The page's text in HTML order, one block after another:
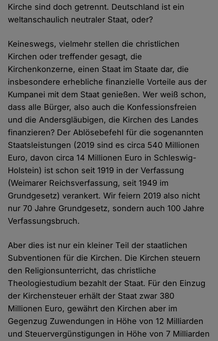
Kirche sind doch getrennt. Deutschland ist ein
weltanschaulich neutraler Staat, oder?
Keineswegs, vielmehr stellen die christlichen
Kirchen oder treffender gesagt, die
Kirchenkonzerne, einen Staat im Staate dar, die
insbesondere erhebliche finanzielle Vorteile aus der
Kumpanei mit dem Staat genießen. Wer weiß schon,
dass alle Bürger, also auch die Konfessionsfreien
und die Andersgläubigen, die Kirchen des Landes
finanzieren? Der Ablösebefehl für die sogenannten
Staatsleistungen (2019 sind es circa 540 Millionen
Euro, davon circa 14 Millionen Euro in Schleswig-
Holstein) ist schon seit 1919 in der Verfassung
(Weimarer Reichsverfassung, seit 1949 im
Grundgesetz) verankert. Wir feiern 2019 also nicht
nur 70 Jahre Grundgesetz, sondern auch 100 Jahre
Verfassungsbruch.
Aber dies ist nur ein kleiner Teil der staatlichen
Subventionen für die Kirchen. Die Kirchen steuern
den Religionsunterricht, das christliche
Theologiestudium bezahlt der Staat. Für den Einzug
der Kirchensteuer erhält der Staat zwar 380
Millionen Euro, gewährt den Kirchen aber im
Gegenzug Zuwendungen in Höhe von 12 Milliarden
und Steuervergünstigungen in Höhe von 7 Milliarden